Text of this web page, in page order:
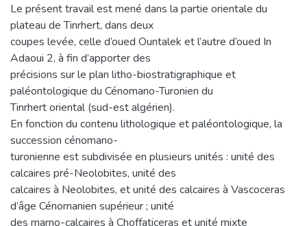
Le présent travail est mené dans la partie orientale du
plateau de Tinrhert, dans deux
coupes levée, celle d’oued Ountalek et l’autre d’oued In
Adaoui 2, à fin d’apporter des
précisions sur le plan litho-biostratigraphique et
paléontologique du Cénomano-Turonien du
Tinrhert oriental (sud-est algérien).
En fonction du contenu lithologique et paléontologique, la
succession cénomano-
turonienne est subdivisée en plusieurs unités : unité des
calcaires pré-Neolobites, unité des
calcaires à Neolobites, et unité des calcaires à Vascoceras
d’âge Cénomanien supérieur ; unité
des marno-calcaires à Choffaticeras et unité mixte